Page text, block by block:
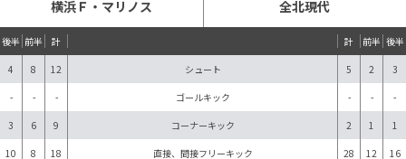
横浜Ｆ・マリノス 全北現代
後半 前半 計 計 前半 後半
4 8 12 シュート 5 2 3
- - - ゴールキック - - -
3 6 9 コーナーキック 2 1 1
10 8 18 直接、間接フリーキック 28 12 16